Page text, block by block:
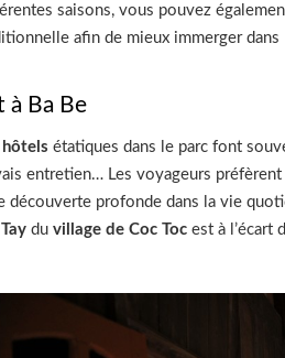
saisons, vous pouvez
afin de mieux immerger dans
à Ba Be
hôtels étatiques dans le parc font
entretien… Les voyageurs
découverte profonde dans la vie
Tay du village de Coc Toc est à l’écart